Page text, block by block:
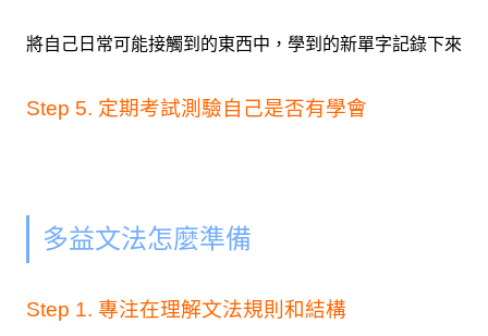
將自己日常可能接觸到的東西中，學到的新單字記錄下來
Step 5. 定期考試測驗自己是否有學會
多益文法怎麼準備
Step 1. 專注在理解文法規則和結構